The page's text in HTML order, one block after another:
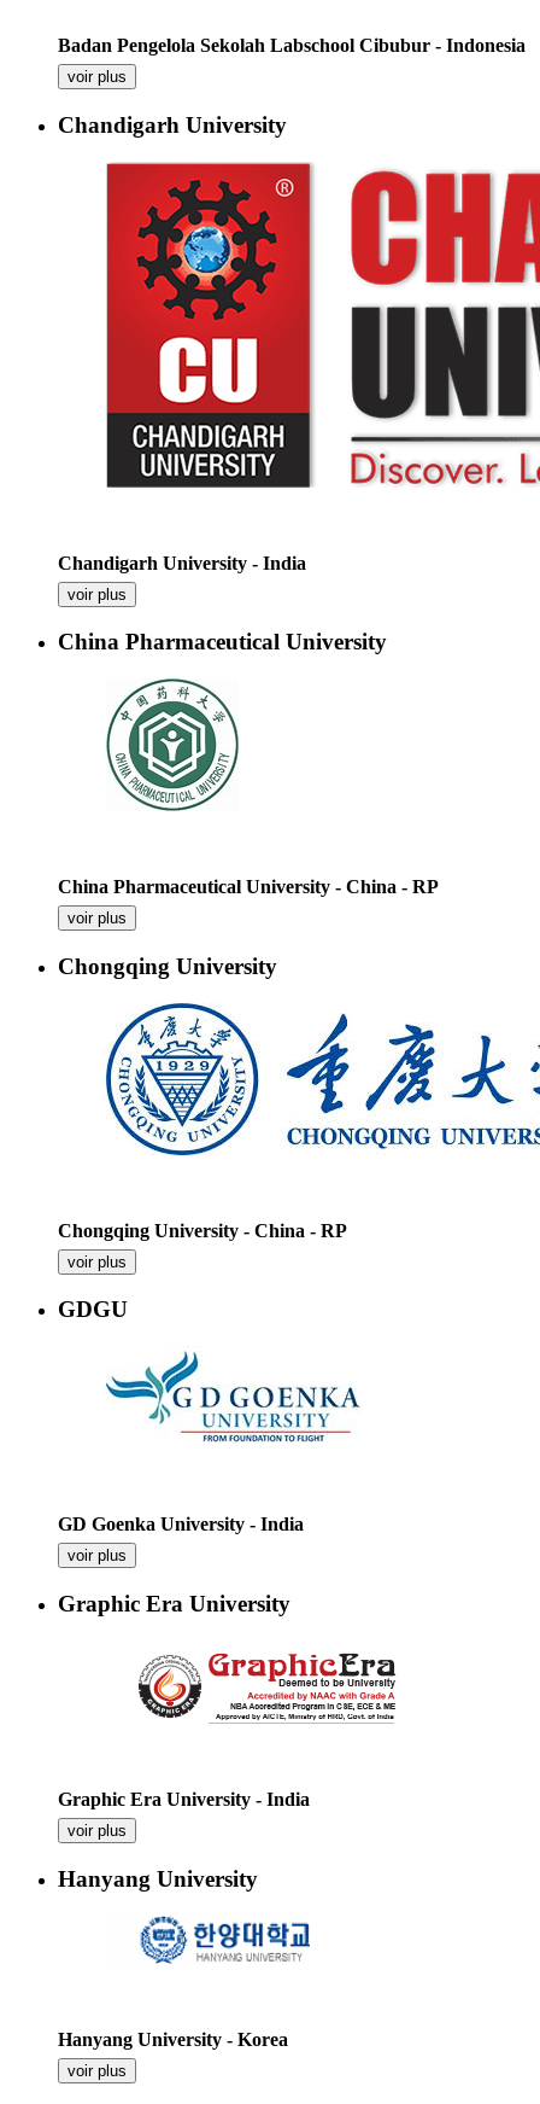
Badan Pengelola Sekolah Labschool Cibubur - Indonesia
voir plus
Chandigarh University
Chandigarh University - India
voir plus
China Pharmaceutical University
China Pharmaceutical University - China - RP
voir plus
Chongqing University
Chongqing University - China - RP
voir plus
GDGU
GD Goenka University - India
voir plus
Graphic Era University
Graphic Era University - India
voir plus
Hanyang University
Hanyang University - Korea
voir plus